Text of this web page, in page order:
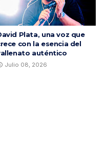
Plata, una voz que
con la esencia del
auténtico
Julio 08, 2026